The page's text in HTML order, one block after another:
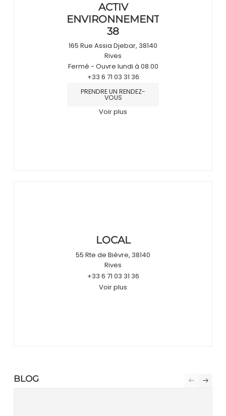
ACTIV
ENVIRONNEMENT
38
165 Rue Assia Djebar, 38140
Rives
Fermé - Ouvre lundi à 08:00
+33 6 71 03 31 36
PRENDRE UN RENDEZ-
VOUS
Voir plus
LOCAL
55 Rte de Bièvre, 38140
Rives
+33 6 71 03 31 36
Voir plus
BLOG